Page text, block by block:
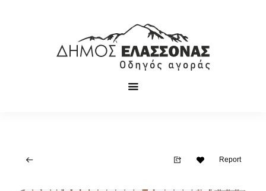
Report